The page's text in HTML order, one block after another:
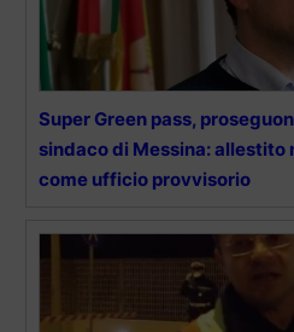
Super Green pass,
sindaco di Messina: allestito
come ufficio provvisorio